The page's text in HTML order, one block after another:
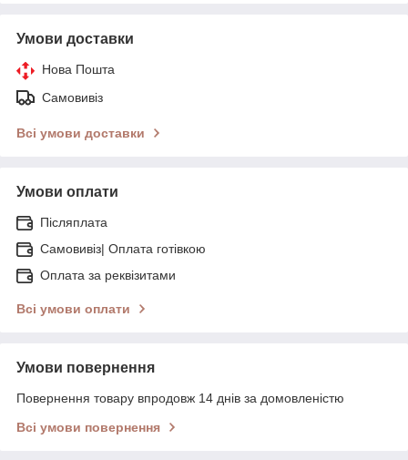
Умови доставки
Нова Пошта
Самовивіз
Всі умови доставки
Умови оплати
Післяплата
Самовивіз| Оплата готівкою
Оплата за реквізитами
Всі умови оплати
Умови повернення
Повернення товару впродовж 14 днів за домовленістю
Всі умови повернення